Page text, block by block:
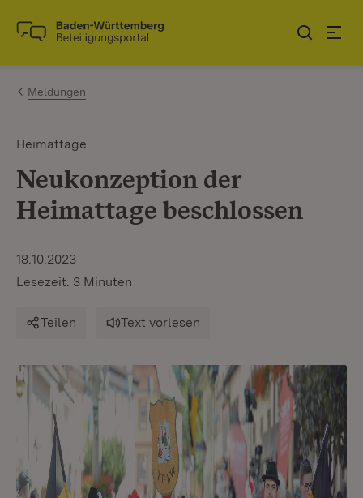
Zum Inhalt springen
Link zur Startseite
Meldungen
Heimattage
Neukonzeption der
Heimattage beschlossen
18.10.2023
Lesezeit: 3 Minuten
Teilen Text vorlesen